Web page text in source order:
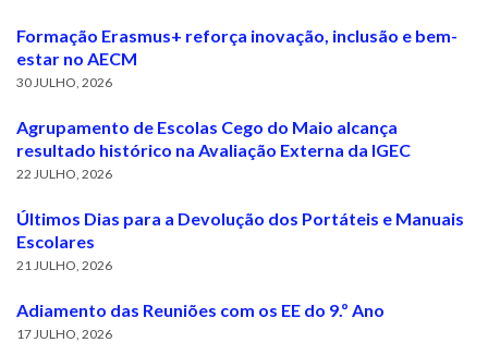
Formação Erasmus+ reforça inovação, inclusão e bem-
estar no AECM
30 JULHO, 2026
Agrupamento de Escolas Cego do Maio alcança
resultado histórico na Avaliação Externa da IGEC
22 JULHO, 2026
Últimos Dias para a Devolução dos Portáteis e Manuais
Escolares
21 JULHO, 2026
Adiamento das Reuniões com os EE do 9.º Ano
17 JULHO, 2026